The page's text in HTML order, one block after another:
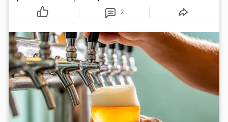
samce, a činjenica da netko ima partnera ne znači nužno da svako
putovanje moraju planirati zajedno
2